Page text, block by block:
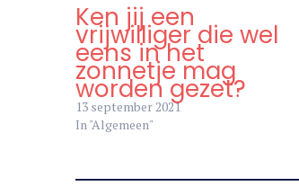
Ken jij een
vrijwilliger die wel
eens in het
zonnetje mag
worden gezet?
13 september 2021
In "Algemeen"